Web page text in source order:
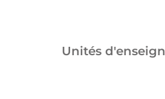
Unités